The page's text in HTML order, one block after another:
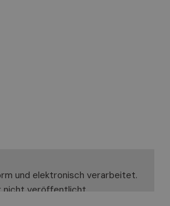
und elektronisch verarbeitet.
nicht veröffentlicht.